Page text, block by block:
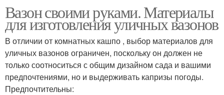
Вазон своими руками. Материалы
для изготовления уличных вазонов
В отличии от комнатных кашпо , выбор материалов для
уличных вазонов ограничен, поскольку он должен не
только соотноситься с общим дизайном сада и вашими
предпочтениями, но и выдерживать капризы погоды.
Предпочтительны: